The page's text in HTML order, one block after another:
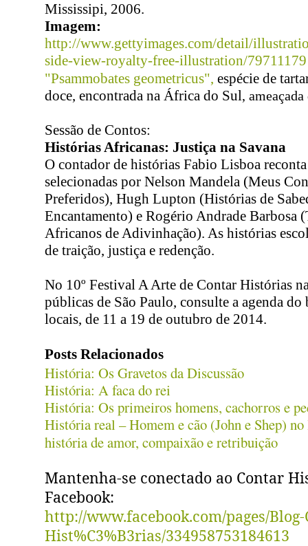
Mississipi, 2006.
Imagem:
http://www.gettyimages.com/detail/
side-view-royalty-free-illustration/79711179
"Psammobates geometricus", espécie de
doce, encontrada na África do Sul ,
Sessão de Contos:
Histórias Africanas: Justiça na Savana
O contador de histórias Fabio Lisboa
selecionadas por Nelson Mandela (Meus
Preferidos), Hugh Lupton (Histórias de
Encantamento) e Rogério Andrade Barbosa
Africanos de Adivinhação). As histórias
de traição, justiça e redenção.
No 10º Festival A Arte de Contar Histórias
públicas de São Paulo, consulte a agenda do
locais, de 11 a 19 de outubro de 2014.
Posts Relacionados
História: Os Gravetos da Discussão
História: A faca do rei
História: Os primeiros homens, cachorros e
História real – Homem e cão (John e Shep)
história de amor, compaixão e retribuição
Mantenha-se conectado ao Contar
Facebook:
http://www.facebook.com/pages/
Hist%C3%B3rias/334958753184613